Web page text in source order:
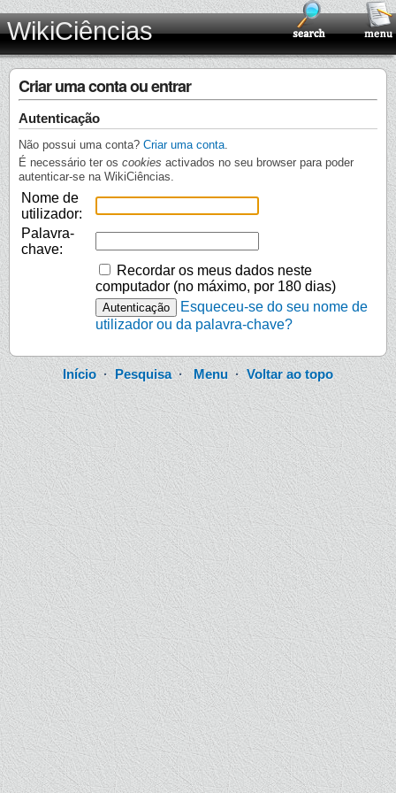
WikiCiências
Criar uma conta ou entrar
Autenticação
Não possui uma conta? Criar uma conta
É necessário ter os cookies activados no seu browser para poder
autenticar-se na WikiCiências.
Nome de
utilizador:
Palavra-
chave:
Recordar os meus dados neste
computador (no máximo, por 180 dias)
Esqueceu-se do seu nome de
utilizador ou da palavra-chave?
Início· Pesquisa·Menu ·Voltar ao topo